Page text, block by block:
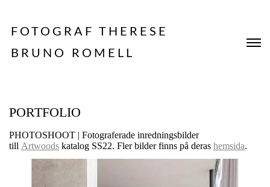
FOTOGRAF THERESE
BRUNO ROMELL
PORTFOLIO
PHOTOSHOOT | Fotograferade inredningsbilder
till Artwoods katalog SS22. Fler bilder finns på deras hemsida.